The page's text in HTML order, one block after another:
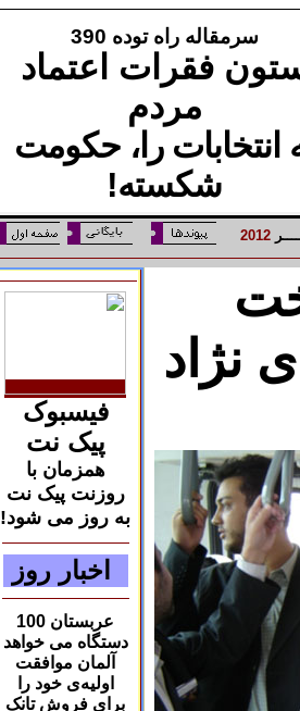
سرمقاله راه توده 390
فقرات اعتماد
مردم
انتخابات را، حکومت
شکسته!
2012
فیسبوک
پیک نت
همزمان با
روزنت پیک نت
به روز می شود!
اخبار روز
عربستان 100
دستگاه می خواهد
آلمان موافقت
اولیه‌ی خود را
برای فروش تانک
نژاد